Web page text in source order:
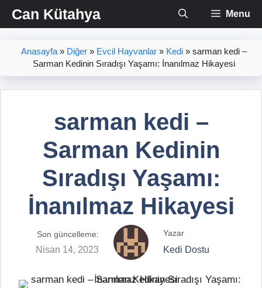
İçeriğe
atlaCan Kütahya Menu
Anasayfa » Diğer » Evcil Hayvanlar » Kedi » sarman kedi –
Sarman Kedinin Sıradışı Yaşamı: İnanılmaz Hikayesi
sarman kedi –
Sarman Kedinin
Sıradışı Yaşamı:
İnanılmaz Hikayesi
Son güncelleme:
Nisan 14, 2023
Yazar
Kedi Dostu